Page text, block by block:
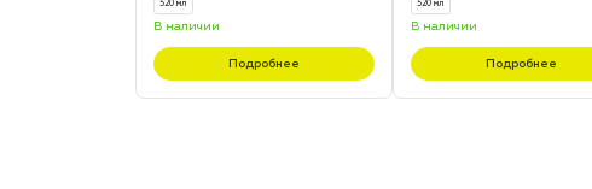
520 мл
В наличии
Подробнее
520 мл
В наличии
Подробнее